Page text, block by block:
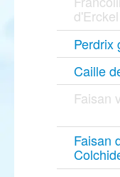
d'Erckel
Perdrix
Caille
Faisan
Faisan